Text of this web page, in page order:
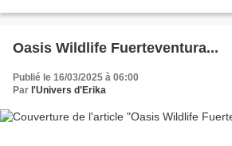
Oasis Wildlife Fuerteventura...
Publié le 16/03/2025 à 06:00
Par l'Univers d'Erika